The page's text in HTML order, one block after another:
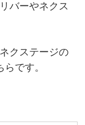
バーやネクス
クステージの
です。